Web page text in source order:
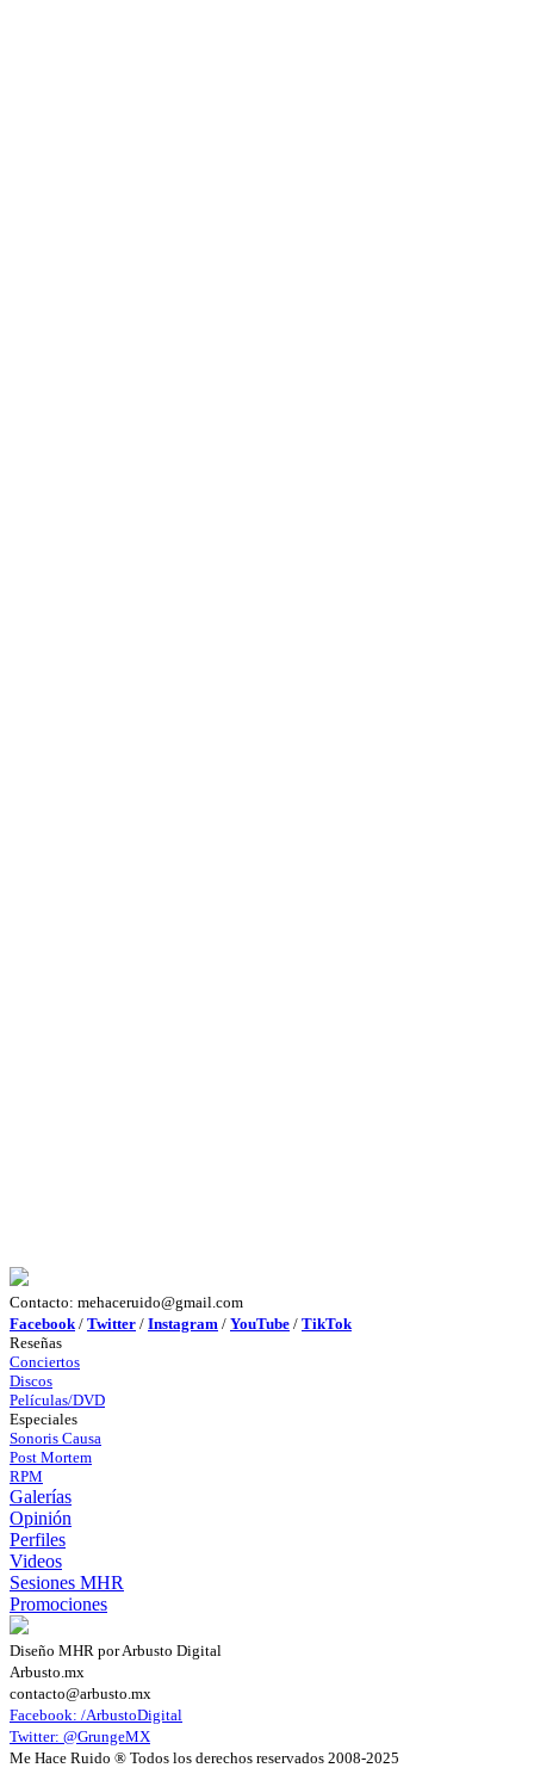
Contacto: mehaceruido@gmail.com
Facebook / Twitter / Instagram / YouTube / TikTok
Reseñas
Conciertos
Discos
Películas/DVD
Especiales
Sonoris Causa
Post Mortem
RPM
Galerías
Opinión
Perfiles
Videos
Sesiones MHR
Promociones
Diseño MHR por Arbusto Digital
Arbusto.mx
contacto@arbusto.mx
Facebook: /ArbustoDigital
Twitter: @GrungeMX
Me Hace Ruido ® Todos los derechos reservados 2008-2025